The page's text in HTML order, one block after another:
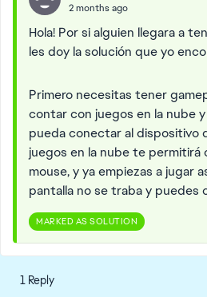
2 months ago
Hola! Por si alguien llegara a
les doy la solución que yo
Primero necesitas tener
contar con juegos en la nube
pueda conectar al dispositivo
juegos en la nube te
mouse, y ya empiezas a jugar
pantalla no se traba y puedes
MARKED AS SOLUTION
1 Reply